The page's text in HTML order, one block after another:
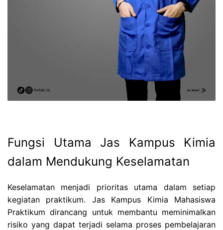
Fungsi Utama Jas Kampus Kimia
dalam Mendukung Keselamatan
Keselamatan menjadi prioritas utama dalam setiap
kegiatan praktikum. Jas Kampus Kimia Mahasiswa
Praktikum dirancang untuk membantu meminimalkan
risiko yang dapat terjadi selama proses pembelajaran